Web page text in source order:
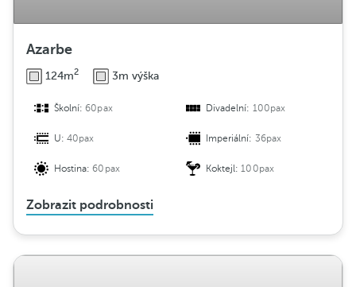
Azarbe
124m2 3m výška
Školní:60pax Divadelní: 100pax
U:40pax Imperiální: 36pax
Hostina:60pax Koktejl:100pax
Zobrazit podrobnosti